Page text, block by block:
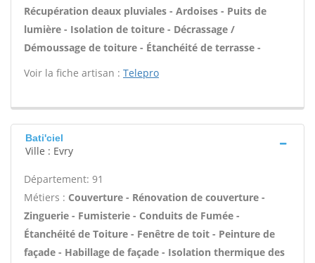
Récupération deaux pluviales - Ardoises - Puits de
lumière - Isolation de toiture - Décrassage /
Démoussage de toiture - Étanchéité de terrasse -
Voir la fiche artisan : Telepro
Bati'ciel
Ville : Evry
Département: 91
Métiers : Couverture - Rénovation de couverture -
Zinguerie - Fumisterie - Conduits de Fumée -
Étanchéité de Toiture - Fenêtre de toit - Peinture de
façade - Habillage de façade - Isolation thermique des